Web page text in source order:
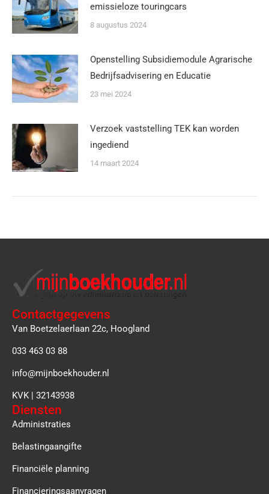
emissieloze touringcars
8 augustus 2024
Openstelling Subsidiemodule Agrarische
Bedrijfsadvisering en Educatie
23 mei 2024
Verzoek vaststelling TEK kan worden
ingediend
14 maart 2024
Contactgegevens
Van Boetzelaerlaan 22c, Hoogland
033 463 03 88
info@mijnboekhouder.nl
KVK | 32143938
Diensten
Administraties
Belastingaangifte
Financiële planning
Financieringsaanvragen